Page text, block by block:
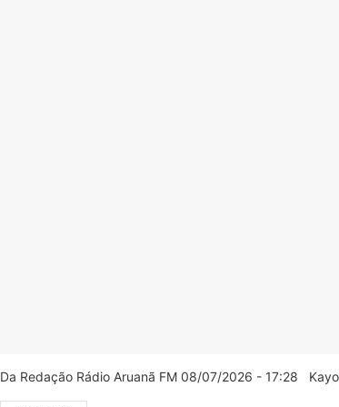
Da Redação Rádio Aruanã FM 08/07/2026 - 17:28